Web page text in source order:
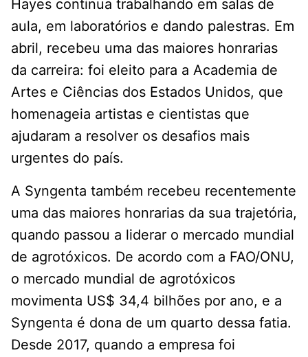
Hayes continua trabalhando em salas de
aula, em laboratórios e dando palestras. Em
abril, recebeu uma das maiores honrarias
da carreira: foi eleito para a Academia de
Artes e Ciências dos Estados Unidos, que
homenageia artistas e cientistas que
ajudaram a resolver os desafios mais
urgentes do país.
A Syngenta também recebeu recentemente
uma das maiores honrarias da sua trajetória,
quando passou a liderar o mercado mundial
de agrotóxicos. De acordo com a FAO/ONU,
o mercado mundial de agrotóxicos
movimenta US$ 34,4 bilhões por ano, e a
Syngenta é dona de um quarto dessa fatia.
Desde 2017, quando a empresa foi